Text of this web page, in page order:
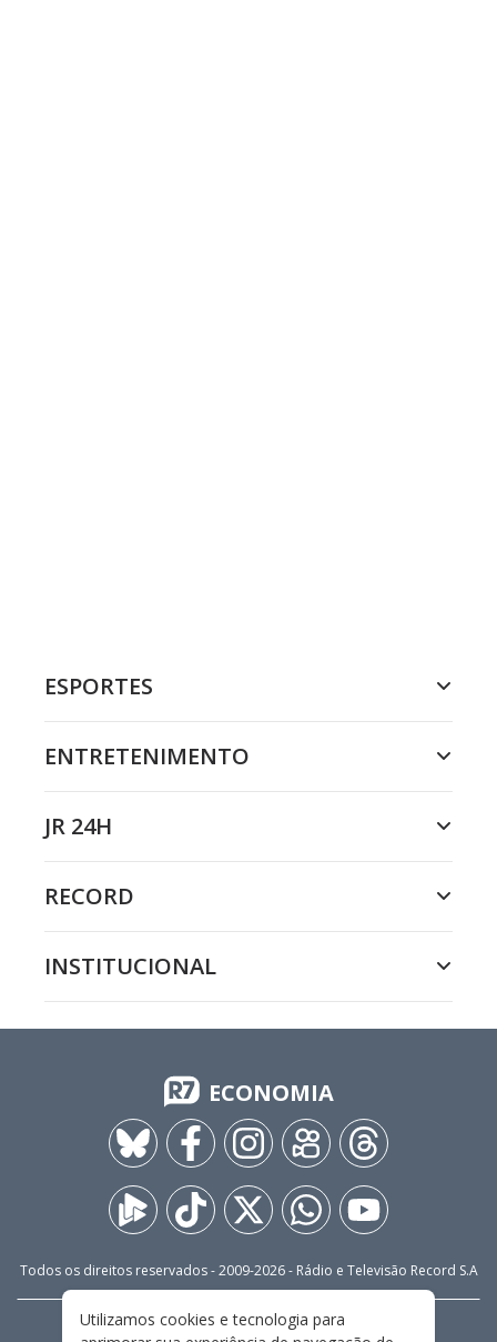
ESPORTES
ENTRETENIMENTO
JR 24H
RECORD
INSTITUCIONAL
ECONOMIA
Todos os direitos reservados - 2009-2026- Rádio e Televisão Record S.A
FALE CONOSCO PRIVACIDADE
Utilizamos cookies e tecnologia para